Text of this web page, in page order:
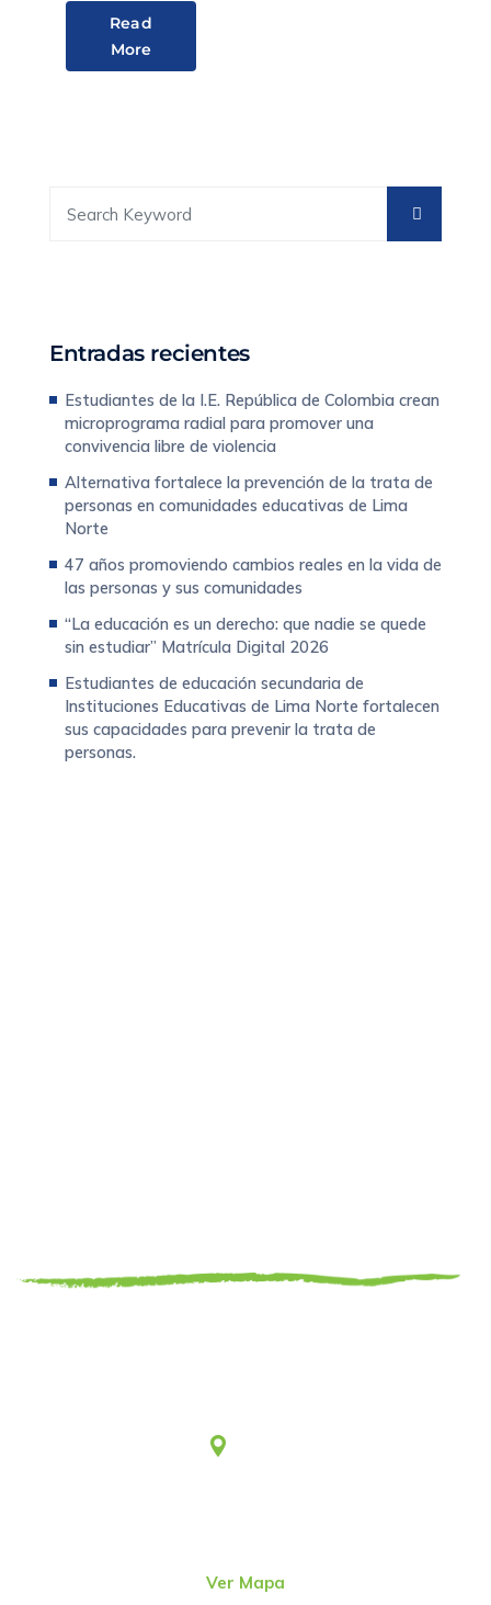
Read
More
Entradas recientes
Estudiantes de la I.E. República de Colombia crean
microprograma radial para promover una
convivencia libre de violencia
Alternativa fortalece la prevención de la trata de
personas en comunidades educativas de Lima
Norte
47 años promoviendo cambios reales en la vida de
las personas y sus comunidades
“La educación es un derecho: que nadie se quede
sin estudiar” Matrícula Digital 2026
Estudiantes de educación secundaria de
Instituciones Educativas de Lima Norte fortalecen
sus capacidades para prevenir la trata de
personas.
Ver Mapa